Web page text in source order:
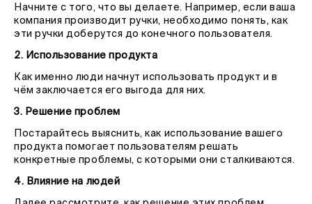
Начните с того, что вы делаете. Например, если ваша
компания производит ручки, необходимо понять, как
эти ручки доберутся до конечного пользователя.
2. Использование продукта
Как именно люди начнут использовать продукт и в
чём заключается его выгода для них.
3. Решение проблем
Постарайтесь выяснить, как использование вашего
продукта помогает пользователям решать
конкретные проблемы, с которыми они сталкиваются.
4. Влияние на людей